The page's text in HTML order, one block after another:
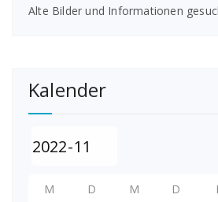
Alte Bilder und Informationen
Kalender
M D M D